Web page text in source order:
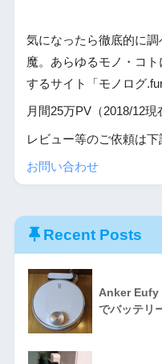
気になったら徹底的に
魔。あらゆるモノ・コ
するサイト「モノログ
月間25万PV（2018/12現
レビュー等のご依頼は下
お問い合わせ
Recent Posts
Anker Eufy
でバッテリ